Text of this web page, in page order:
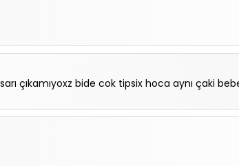
çıkamıyoxz bide cok tipsix hoca aynı çaki